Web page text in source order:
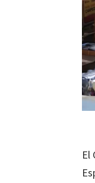
El